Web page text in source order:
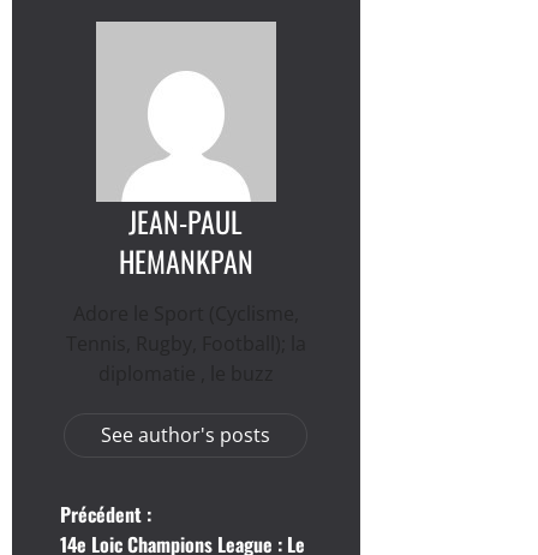
JEAN-PAUL
HEMANKPAN
See author's posts
N
Précédent :
14e Loic Champions League : Le